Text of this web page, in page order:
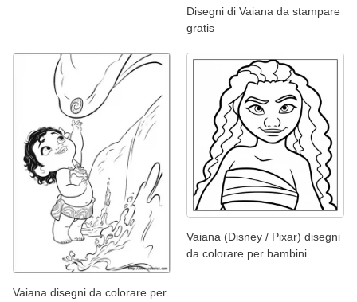
Disegni di Vaiana da stampare
gratis
Vaiana disegni da colorare per
Vaiana (Disney / Pixar) disegni
da colorare per bambini